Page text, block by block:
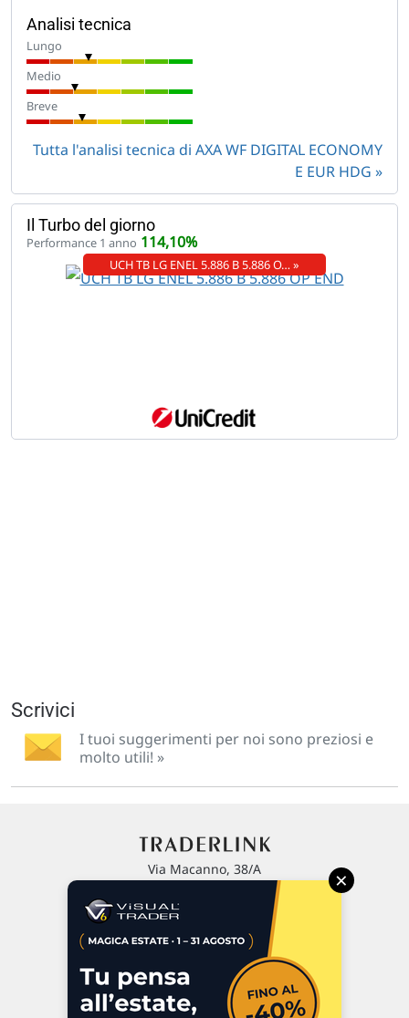
Analisi tecnica
Lungo
Medio
Breve
Tutta l'analisi tecnica di AXA WF DIGITAL ECONOMY
E EUR HDG
Il Turbo del giorno
Performance 1 anno 114,10%
UCH TB LG ENEL 5.886 B 5.886 O… »
Scrivici
I tuoi suggerimenti per noi sono preziosi e
molto utili! »
Via Macanno, 38/A
P.IVA 02 452 460 401
Commenti e segnalazioni
×